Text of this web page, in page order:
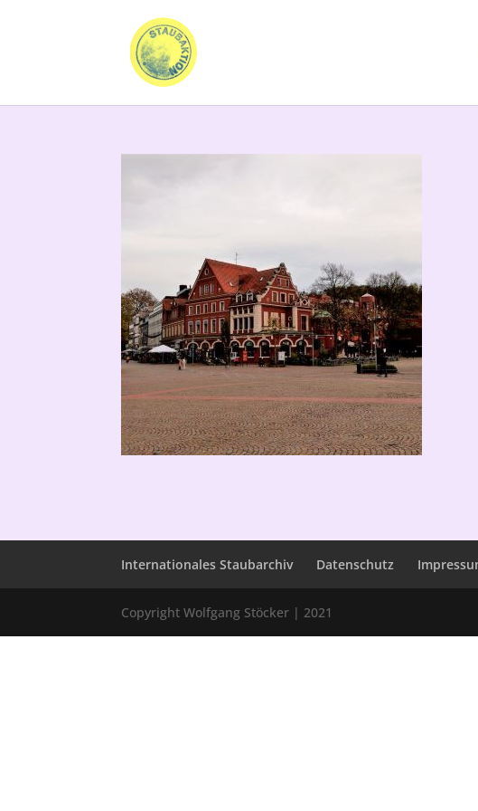
Internationales Staubarchiv Datenschutz
Copyright Wolfgang Stöcker | 2021